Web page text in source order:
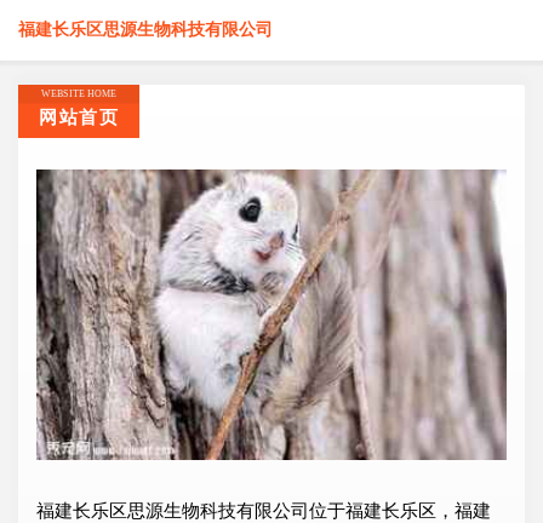
福建长乐区思源生物科技有限公司
WEBSITE HOME
网站首页
福建长乐区思源生物科技有限公司位于福建长乐区，福建